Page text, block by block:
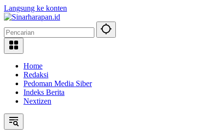
Langsung ke konten
Home
Redaksi
Pedoman Media Siber
Indeks Berita
Nextizen